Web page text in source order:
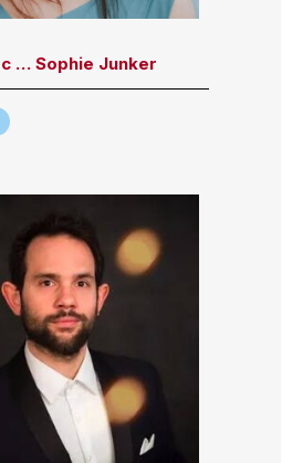
… Sophie Junker